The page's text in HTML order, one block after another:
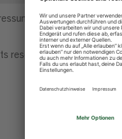
Privatsphäre-
reserved